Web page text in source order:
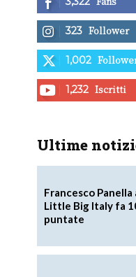
323 Follower
1,002
1,232 Iscritti
Ultime
Francesco Panella
Little Big Italy fa
puntate